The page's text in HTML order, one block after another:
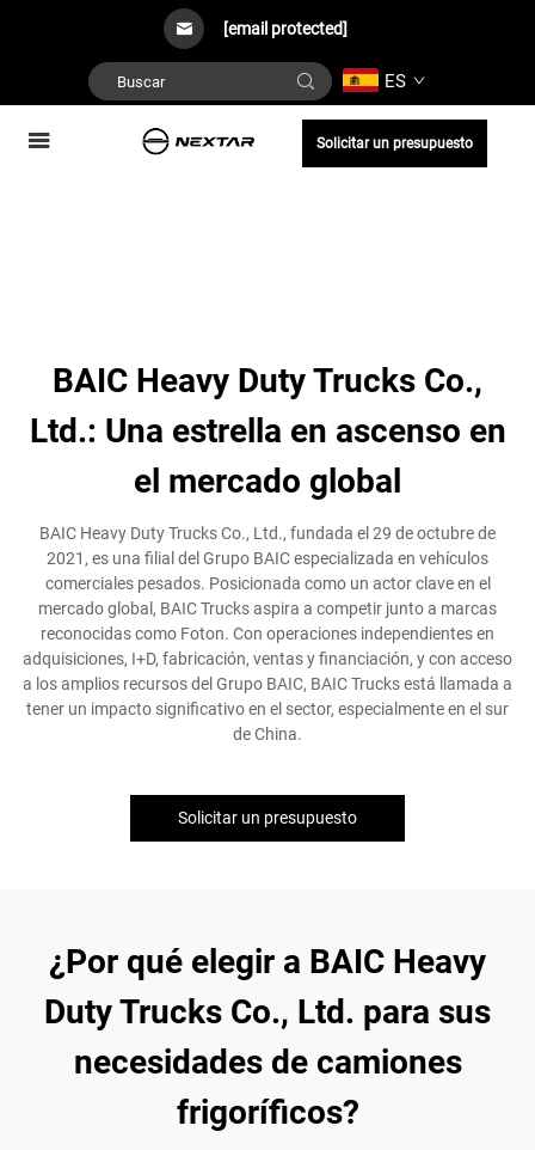
[email protected]
ES
Solicitar un presupuesto
BAIC Heavy Duty Trucks Co.,
Ltd.: Una estrella en ascenso en
el mercado global
BAIC Heavy Duty Trucks Co., Ltd., fundada el 29 de octubre de
2021, es una filial del Grupo BAIC especializada en vehículos
comerciales pesados. Posicionada como un actor clave en el
mercado global, BAIC Trucks aspira a competir junto a marcas
reconocidas como Foton. Con operaciones independientes en
adquisiciones, I+D, fabricación, ventas y financiación, y con acceso
a los amplios recursos del Grupo BAIC, BAIC Trucks está llamada a
tener un impacto significativo en el sector, especialmente en el sur
de China.
Solicitar un presupuesto
¿Por qué elegir a BAIC Heavy
Duty Trucks Co., Ltd. para sus
necesidades de camiones
frigoríficos?